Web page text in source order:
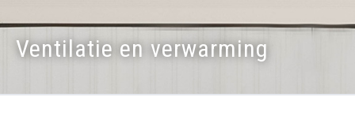
Ventilatie en verwarming